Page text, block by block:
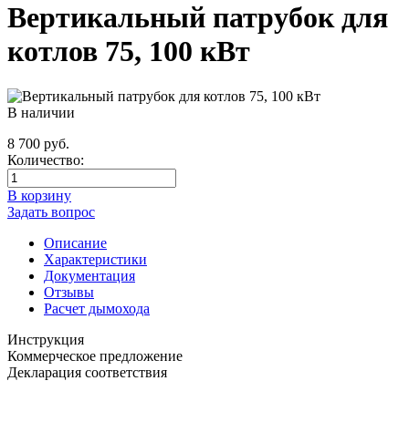
Вертикальный патрубок для
котлов 75, 100 кВт
В наличии
8 700 руб.
Количество:
В корзину
Задать вопрос
Описание
Характеристики
Документация
Отзывы
Расчет дымохода
Инструкция
Коммерческое предложение
Декларация соответствия